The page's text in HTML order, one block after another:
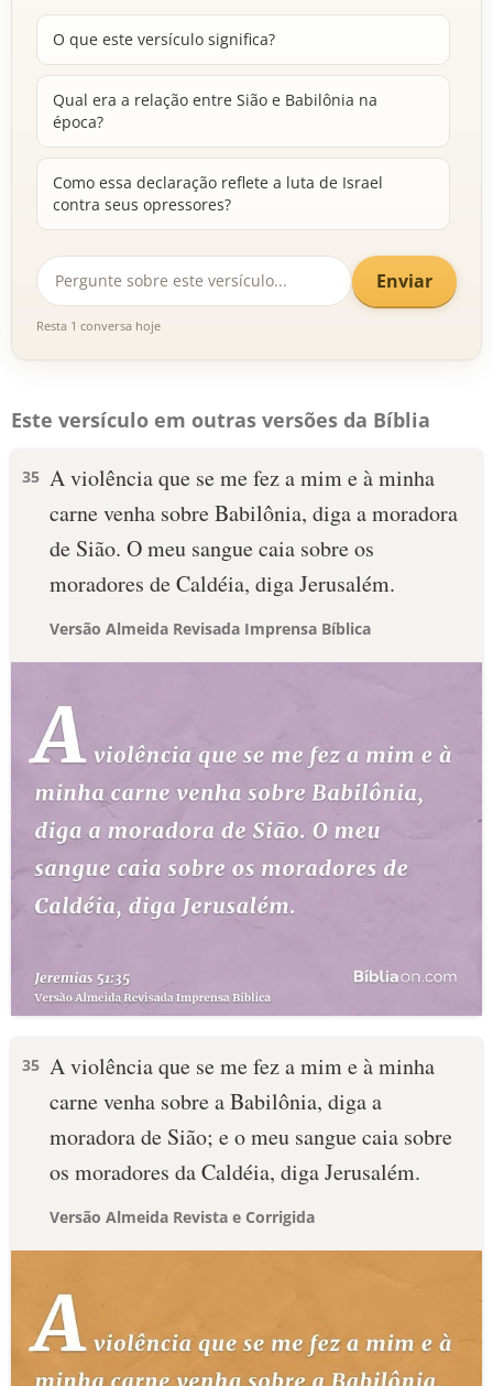
O que este versículo significa?
Qual era a relação entre Sião e Babilônia na
época?
Como essa declaração reflete a luta de Israel
contra seus opressores?
Enviar
Resta 1 conversa hoje
Este versículo em outras versões da Bíblia
35 A violência que se me fez a mim e à minha
carne venha sobre Babilônia, diga a moradora
de Sião. O meu sangue caia sobre os
moradores de Caldéia, diga Jerusalém.
Versão Almeida Revisada Imprensa Bíblica
35 A violência que se me fez a mim e à minha
carne venha sobre a Babilônia, diga a
moradora de Sião; e o meu sangue caia sobre
os moradores da Caldéia, diga Jerusalém.
Versão Almeida Revista e Corrigida